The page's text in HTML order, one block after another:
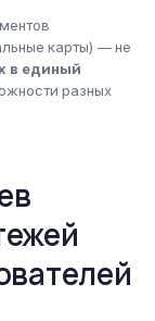
карты) — не
в единый
разных